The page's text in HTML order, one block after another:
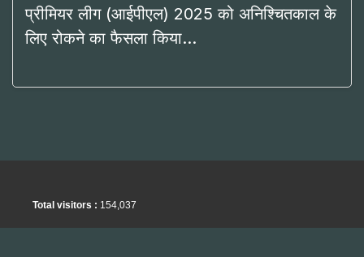
प्रीमियर लीग (आईपीएल) 2025 को अनिश्चितकाल के
लिए रोकने का फैसला किया…
Total visitors : 154,037